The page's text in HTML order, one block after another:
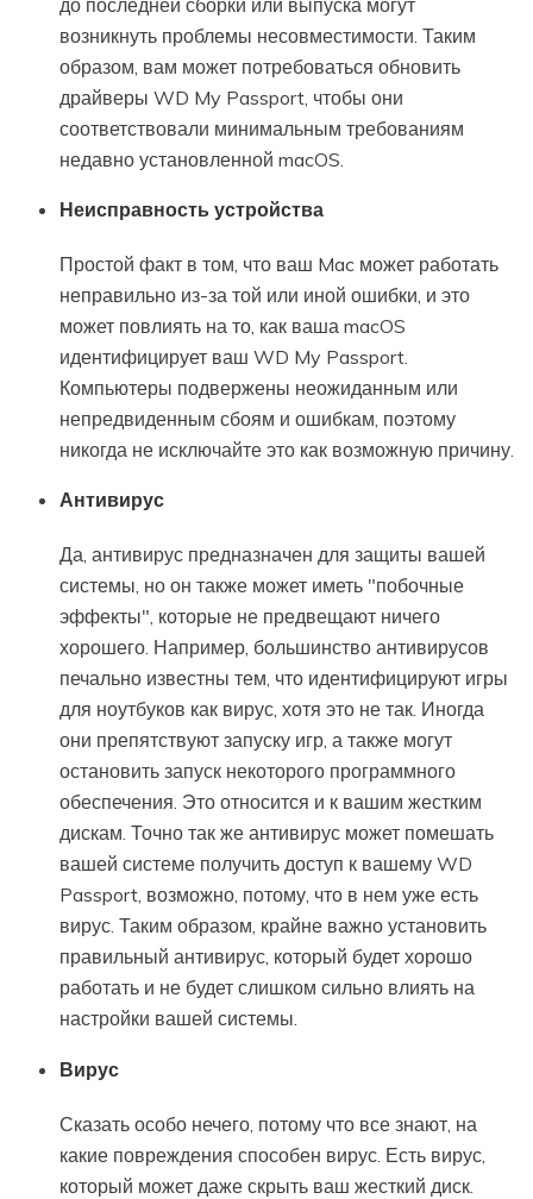
возникнуть проблемы несовместимости. Таким
образом, вам может потребоваться обновить
драйверы WD My Passport, чтобы они
соответствовали минимальным требованиям
недавно установленной macOS.
Неисправность устройства
Простой факт в том, что ваш Mac может работать
неправильно из-за той или иной ошибки, и это
может повлиять на то, как ваша macOS
идентифицирует ваш WD My Passport.
Компьютеры подвержены неожиданным или
непредвиденным сбоям и ошибкам, поэтому
никогда не исключайте это как возможную причину.
Антивирус
Да, антивирус предназначен для защиты вашей
системы, но он также может иметь "побочные
эффекты", которые не предвещают ничего
хорошего. Например, большинство антивирусов
печально известны тем, что идентифицируют игры
для ноутбуков как вирус, хотя это не так. Иногда
они препятствуют запуску игр, а также могут
остановить запуск некоторого программного
обеспечения. Это относится и к вашим жестким
дискам. Точно так же антивирус может помешать
вашей системе получить доступ к вашему WD
Passport, возможно, потому, что в нем уже есть
вирус. Таким образом, крайне важно установить
правильный антивирус, который будет хорошо
работать и не будет слишком сильно влиять на
настройки вашей системы.
Вирус
Сказать особо нечего, потому что все знают, на
какие повреждения способен вирус. Есть вирус,
который может даже скрыть ваш жесткий диск.